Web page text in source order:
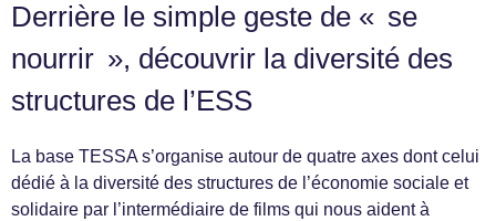
Derrière le simple geste de « se
nourrir », découvrir la diversité des
structures de l’ESS
La base TESSA s’organise autour de quatre axes dont celui
dédié à la diversité des structures de l’économie sociale et
solidaire par l’intermédiaire de films qui nous aident à